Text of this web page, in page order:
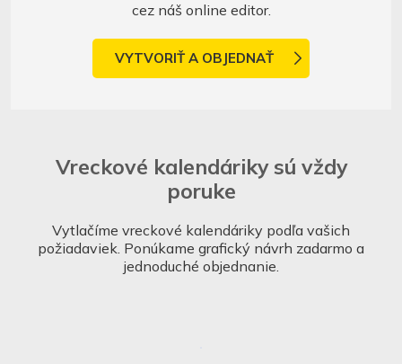
cez náš online editor.
VYTVORIŤ A OBJEDNAŤ
Vreckové kalendáriky sú vždy
poruke
Vytlačíme vreckové kalendáriky podľa vašich
požiadaviek. Ponúkame grafický návrh zadarmo a
jednoduché objednanie.